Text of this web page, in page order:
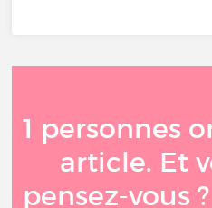
1 personnes
article. Et
pensez-vous